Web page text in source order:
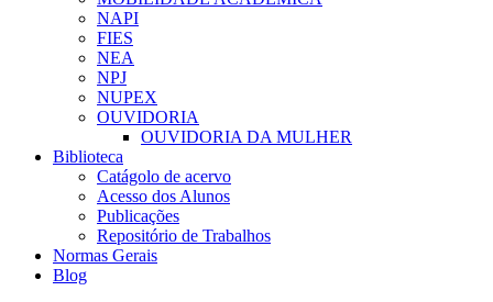
NAPI
FIES
NEA
NPJ
NUPEX
OUVIDORIA
OUVIDORIA DA MULHER
Biblioteca
Catágolo de acervo
Acesso dos Alunos
Publicações
Repositório de Trabalhos
Normas Gerais
Blog